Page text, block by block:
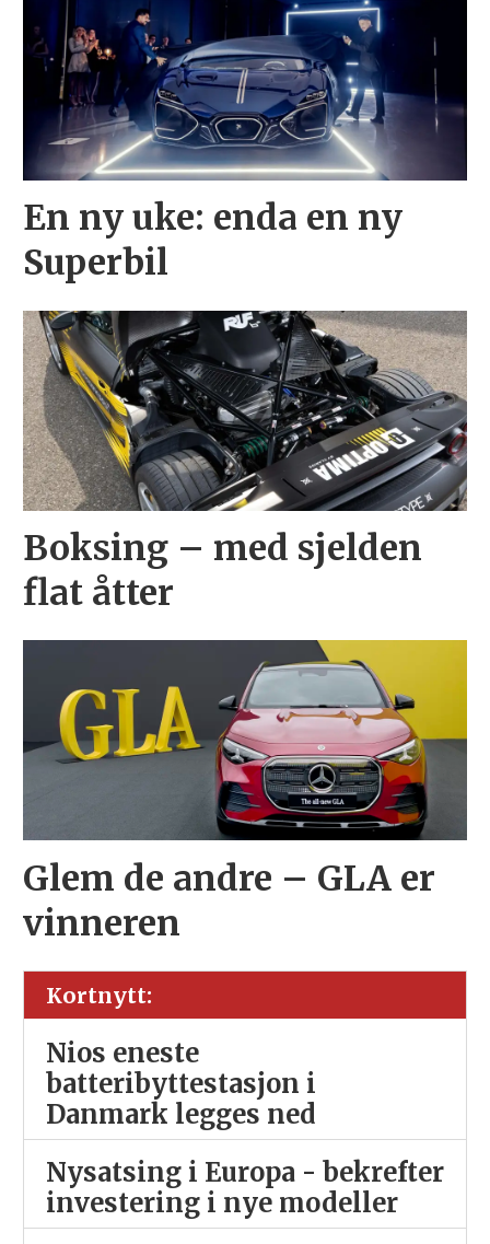
En ny uke: enda en ny
Superbil
Boksing – med sjelden
flat åtter
Glem de andre – GLA er
vinneren
Kortnytt:
Nios eneste
batteribyttestasjon i
Danmark legges ned
Nysatsing i Europa - bekrefter
investering i nye modeller